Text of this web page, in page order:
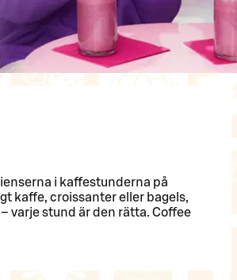
i kaffestunderna på
kaffe, croissanter eller bagels,
varje stund är den rätta. Coffee